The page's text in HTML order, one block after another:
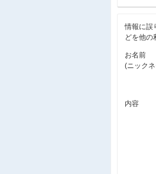
情報に誤
どを他の
お名前
(ニック
内容